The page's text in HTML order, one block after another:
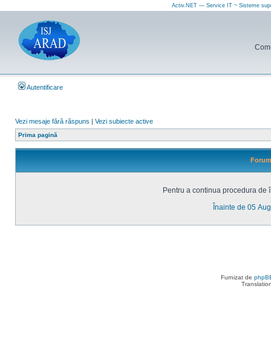
Activ.NET — Service IT ~ Sisteme
Autentificare
Vezi mesaje fără răspuns | Vezi subiecte active
Prima pagină
Pentru a continua procedura de
Înainte de 05
Furnizat de